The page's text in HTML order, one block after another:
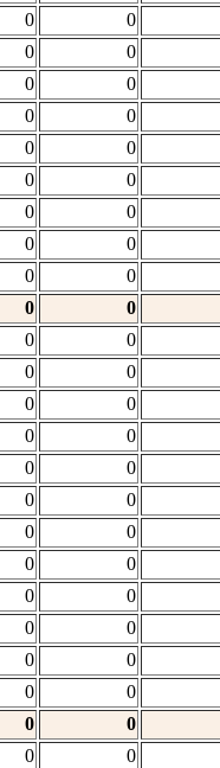
0 0
0 0
0 0
0 0
0 0
0 0
0 0
0 0
0 0
0 0
0 0
0 0
0 0
0 0
0 0
0 0
0 0
0 0
0 0
0 0
0 0
0 0
0 0
0 0